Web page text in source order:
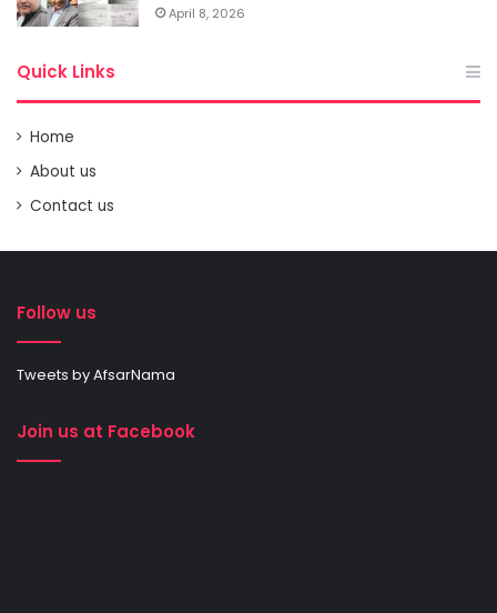
April 8, 2026
Quick Links
Home
About us
Contact us
Follow us
Tweets by AfsarNama
Join us at Facebook